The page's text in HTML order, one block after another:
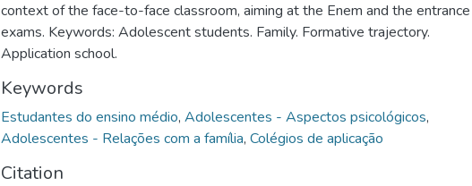
context of the face-to-face classroom, aiming at the Enem and the entrance
exams. Keywords: Adolescent students. Family. Formative trajectory.
Application school.
Keywords
Estudantes do ensino médio, Adolescentes - Aspectos psicológicos,
Adolescentes - Relações com a família, Colégios de aplicação
Citation